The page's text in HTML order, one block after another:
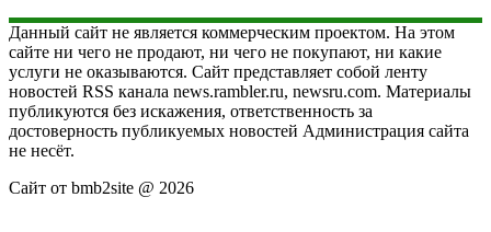
Данный сайт не является коммерческим проектом. На этом
сайте ни чего не продают, ни чего не покупают, ни какие
услуги не оказываются. Сайт представляет собой ленту
новостей RSS канала news.rambler.ru, newsru.com. Материалы
публикуются без искажения, ответственность за
достоверность публикуемых новостей Администрация сайта
не несёт.
Сайт от bmb2site @ 2026